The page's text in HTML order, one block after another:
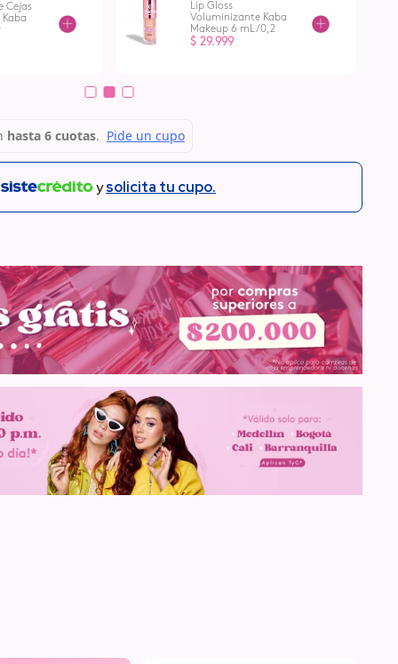
Cejas
Lip Gloss
Voluminizante Kaba
Makeup 6 mL /0,2
Oz
$ 29.999
ysolicita tu cupo.